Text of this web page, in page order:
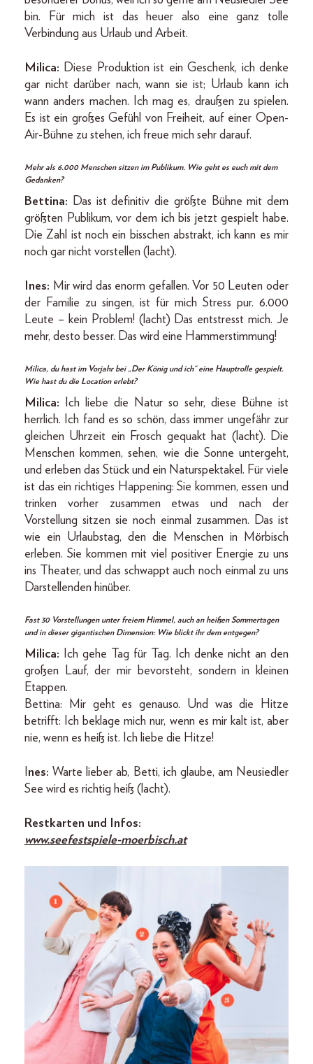
bin. Für mich ist das heuer also eine ganz tolle
Verbindung aus Urlaub und Arbeit.
Milica: Diese Produktion ist ein Geschenk, ich denke
gar nicht darüber nach, wann sie ist; Urlaub kann ich
wann anders machen. Ich mag es, draußen zu spielen.
Es ist ein großes Gefühl von Freiheit, auf einer Open-
Air-Bühne zu stehen, ich freue mich sehr darauf.
Mehr als 6.000 Menschen sitzen im Publikum. Wie geht es euch mit dem
Gedanken?
Bettina: Das ist definitiv die größte Bühne mit dem
größten Publikum, vor dem ich bis jetzt gespielt habe.
Die Zahl ist noch ein bisschen abstrakt, ich kann es mir
noch gar nicht vorstellen (lacht).
Ines: Mir wird das enorm gefallen. Vor 50 Leuten oder
der Familie zu singen, ist für mich Stress pur. 6.000
Leute – kein Problem! (lacht) Das entstresst mich. Je
mehr, desto besser. Das wird eine Hammerstimmung!
Milica, du hast im Vorjahr bei „Der König und ich“ eine Hauptrolle gespielt.
Wie hast du die Location erlebt?
Milica:
Ich liebe die Natur so sehr, diese Bühne ist
herrlich. Ich fand es so schön, dass immer ungefähr zur
gleichen Uhrzeit ein Frosch gequakt hat (lacht). Die
Menschen kommen, sehen, wie die Sonne untergeht,
und erleben das Stück und ein Naturspektakel. Für viele
ist das ein richtiges Happening: Sie kommen, essen und
trinken vorher zusammen etwas und nach der
Vorstellung sitzen sie noch einmal zusammen. Das ist
wie ein Urlaubstag, den die Menschen in Mörbisch
erleben. Sie kommen mit viel positiver Energie zu uns
ins Theater, und das schwappt auch noch einmal zu uns
Darstellenden hinüber.
Fast 30 Vorstellungen unter freiem Himmel, auch an heißen Sommer­tagen
und in dieser gigantischen Dimension: Wie blickt ihr dem entgegen?
Milica: Ich gehe Tag für Tag. Ich denke nicht an den
großen Lauf, der mir bevorsteht, sondern in kleinen
Etappen.
Bettina: Mir geht es genauso. Und was die Hitze
betrifft: Ich beklage mich nur, wenn es mir kalt ist, aber
nie, wenn es heiß ist. Ich liebe die Hitze!
nes:Warte lieber ab, Betti, ich glaube, am Neusiedler
See wird es richtig heiß (lacht).
Restkarten und Infos:
www.seefestspiele-moerbisch.at